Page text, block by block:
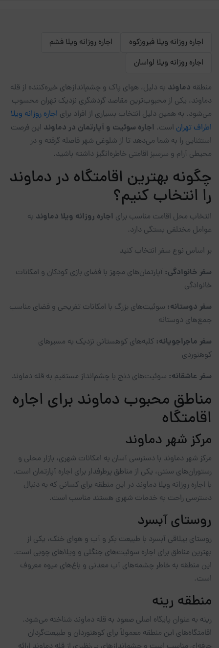
اجاره روزانه ویلا فیروزکوه
اجاره روزانه ویلا فشم
اجاره روزانه ویلا لواسان
منطقه دماوند به دلیل، هوای پاک و چشم‌اندازهای خیره‌کننده از قله
دماوند، یکی از محبوب‌ترین مقاصد گردشگری نزدیک تهران محسوب
می‌شود. به همین دلیل انتخاب بسیاری از افراد برای اجاره روزانه ویلا
اطراف تهران است. اجاره سوئیت و آپارتمان در دماوند این فرصت
استثنایی را به شما می‌دهد تا از شلوغی شهر فاصله گرفته و در
محیطی آرام و سرسبز اقامتی خاطره‌انگیز داشته باشید.
چگونه بهترین اقامتگاه در دماوند
را انتخاب کنیم؟
انتخاب محل اقامت مناسب برای اجاره روزانه ویلا دماوند به
عوامل مختلفی بستگی دارد.
بر اساس نوع سفر انتخاب کنید
سفر خانوادگی: آپارتمان‌های مجهز با فضای بازی کودکان و امکانات
خانوادگی
سفر دوستانه: سوئیت‌های بزرگ با امکانات تفریحی و فضای مناسب
جمع‌های دوستانه
سفر ماجراجویانه: کلبه‌های کوهستانی نزدیک به مسیرهای
کوهنوردی
سفر عاشقانه: سوئیت‌های دنج با چشم‌انداز مستقیم به قله دماوند
مناطق محبوب دماوند برای اجاره
اقامتگاه
مرکز شهر دماوند
مرکز شهر دماوند با دسترسی آسان به امکانات شهری، بازار محلی و
رستوران‌های سنتی، یکی از مناطق پرطرفدار برای اجاره آپارتمان است.
با اجاره روزانه ویلا دماوند در این منطقه برای کسانی که به دنبال
دسترسی راحت به خدمات شهری هستند مناسب است.
روستای آبسرد
روستای ییلاقی آبسرد با طبیعت بکر و آب و هوای خنک، یکی از
بهترین مناطق برای اجاره سوئیت‌های جنگلی و ویلاهای چوبی است.
این منطقه به خاطر چشمه‌های آب معدنی و باغ‌های میوه معروف
است.
منطقه رینه
رینه به عنوان پایگاه اصلی صعود به قله دماوند شناخته می‌شود.
اقامتگاه‌های این منطقه معمولاً برای کوهنوردان و طبیعت‌گردان